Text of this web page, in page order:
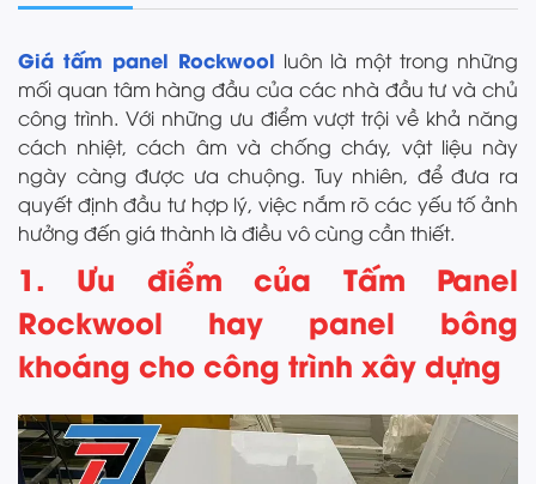
Giá tấm panel Rockwool luôn là một trong những
mối quan tâm hàng đầu của các nhà đầu tư và chủ
công trình. Với những ưu điểm vượt trội về khả năng
cách nhiệt, cách âm và chống cháy, vật liệu này
ngày càng được ưa chuộng. Tuy nhiên, để đưa ra
quyết định đầu tư hợp lý, việc nắm rõ các yếu tố ảnh
hưởng đến giá thành là điều vô cùng cần thiết.
1. Ưu điểm của Tấm Panel
Rockwool hay panel bông
khoáng cho công trình xây dựng